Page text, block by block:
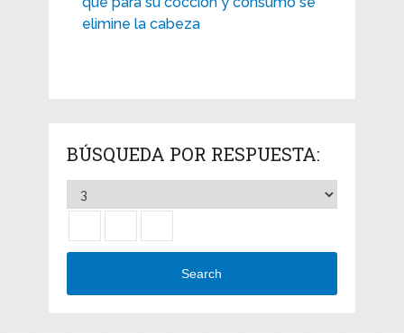
elimine la cabeza
BÚSQUEDA POR RESPUESTA:
Search